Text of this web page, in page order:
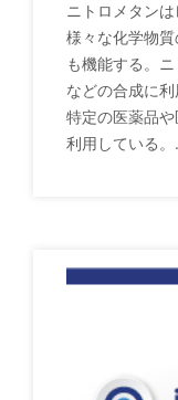
ニトロメタン
様々な化学物
も機能する。
などの合成に利
特定の医薬品
利用している。.